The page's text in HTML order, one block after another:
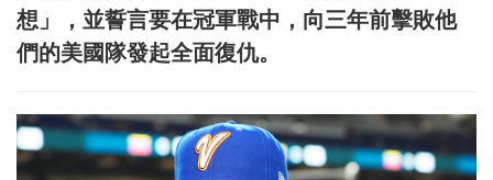
想」，並誓言要在冠軍戰中，向三年前擊敗他
們的美國隊發起全面復仇。